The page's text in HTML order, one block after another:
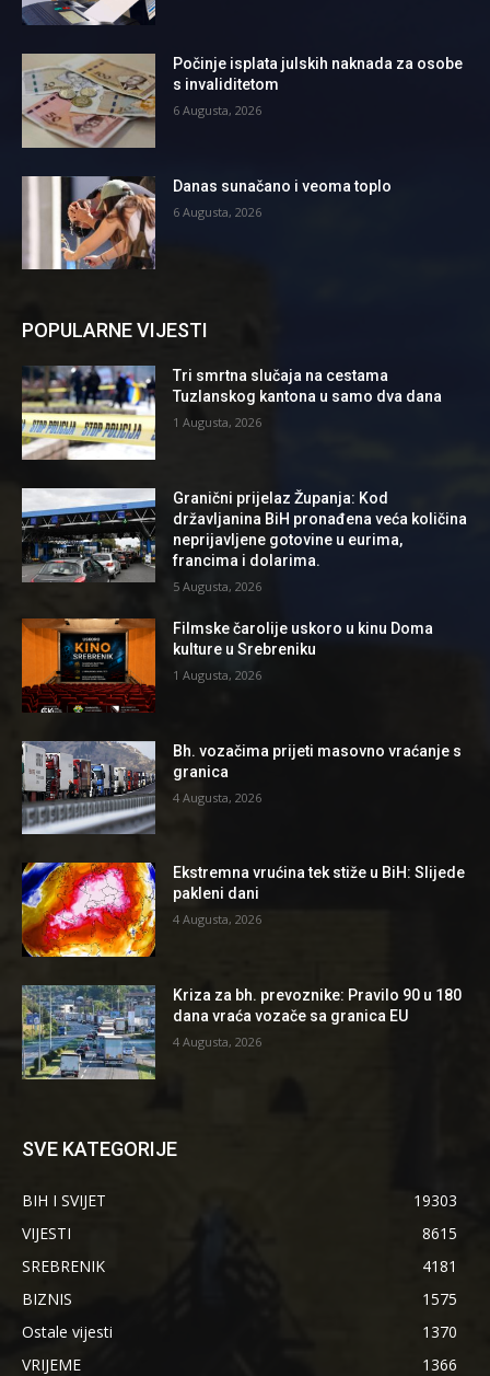
Počinje isplata julskih naknada za osobe
s invaliditetom
6 Augusta, 2026
Danas sunačano i veoma toplo
6 Augusta, 2026
POPULARNE VIJESTI
Tri smrtna slučaja na cestama
Tuzlanskog kantona u samo dva dana
1 Augusta, 2026
Granični prijelaz Županja: Kod
državljanina BiH pronađena veća količina
neprijavljene gotovine u eurima,
francima i dolarima.
5 Augusta, 2026
Filmske čarolije uskoro u kinu Doma
kulture u Srebreniku
1 Augusta, 2026
Bh. vozačima prijeti masovno vraćanje s
granica
4 Augusta, 2026
Ekstremna vrućina tek stiže u BiH: Slijede
pakleni dani
4 Augusta, 2026
Kriza za bh. prevoznike: Pravilo 90 u 180
dana vraća vozače sa granica EU
4 Augusta, 2026
SVE KATEGORIJE
BIH I SVIJET
19303
VIJESTI
8615
SREBRENIK
4181
BIZNIS
1575
Ostale vijesti
1370
VRIJEME
1366